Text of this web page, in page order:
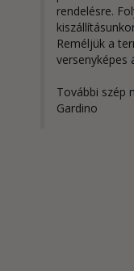
rendelésre.
Reméljük a
versenyképes
További szép
Gardino